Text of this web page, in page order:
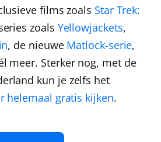
films zoals Star Trek:
zoals Yellowjackets,
, de nieuwe Matlock-serie,
meer. Sterker nog, met de
kun je zelfs het
helemaal gratis kijken.